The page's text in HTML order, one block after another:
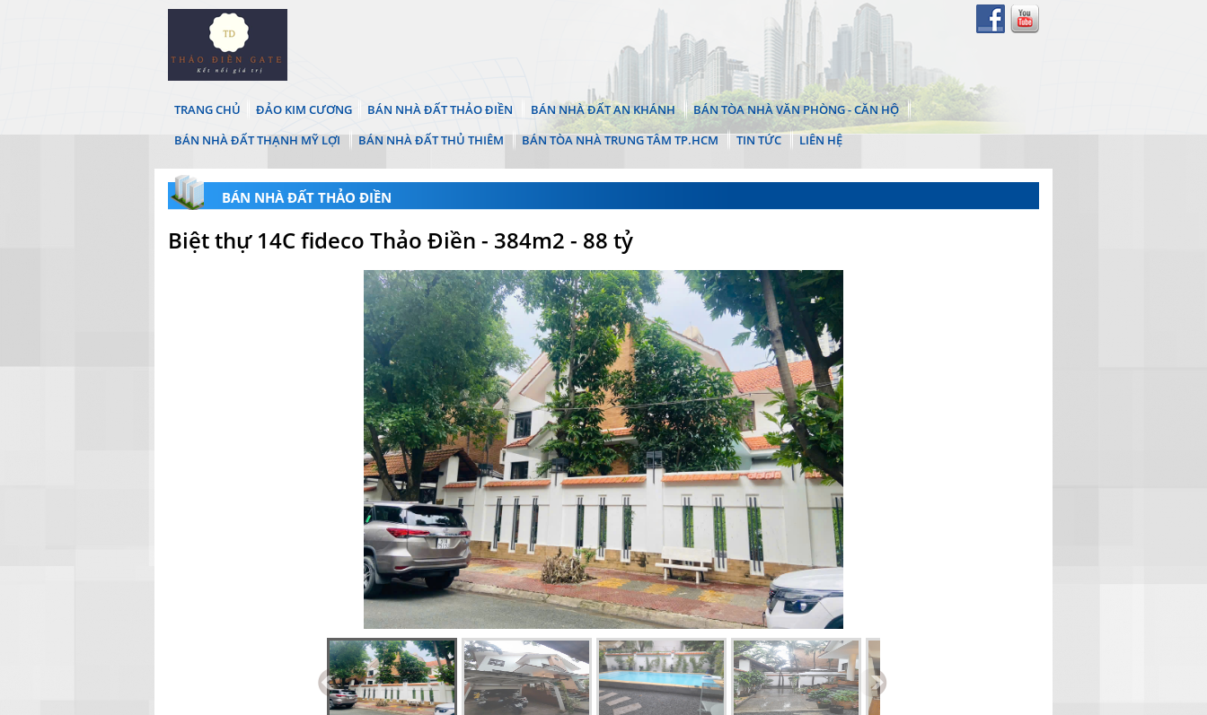
TRANG CHỦ ĐẢO KIM CƯƠNG BÁN NHÀ ĐẤT THẢO ĐIỀN BÁN NHÀ ĐẤT AN KHÁNH
BÁN TÒA NHÀ VĂN PHÒNG - CĂN HỘ
BÁN NHÀ ĐẤT THẠNH MỸ LỢI
BÁN NHÀ ĐẤT THỦ THIÊM BÁN TÒA NHÀ TRUNG TÂM TP.HCM TIN TỨC LIÊN HỆ
BÁN NHÀ ĐẤT THẢO ĐIỀN
Biệt thự 14C fideco Thảo Điền - 384m2 - 88 tỷ